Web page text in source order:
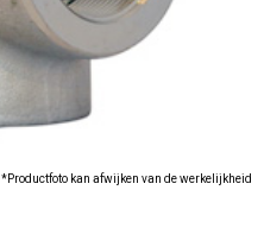
*Productfoto kan afwijken van de werkelijkheid